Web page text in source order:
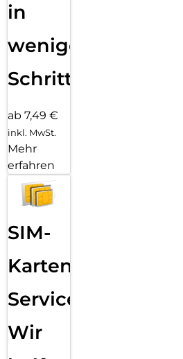
in
wenigen
Schritten
ab 7,49 €
inkl. MwSt.
Mehr
erfahren
SIM-
Karten
Service:
Wir